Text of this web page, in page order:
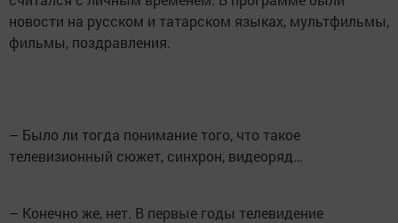
новости на русском и татарском языках, мультфильмы,
фильмы, поздравления.
– Было ли тогда понимание того, что такое
телевизионный сюжет, синхрон, видеоряд…
– Конечно же, нет. В первые годы телевидение